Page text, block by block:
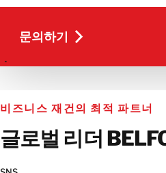
문의하기
비즈니스 재건의 최적 파트너
글로벌 리더